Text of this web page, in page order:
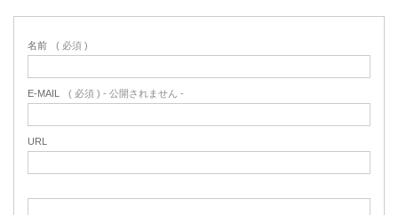
名前 ( 必須 )
E-MAIL ( 必須 ) - 公開されません -
URL